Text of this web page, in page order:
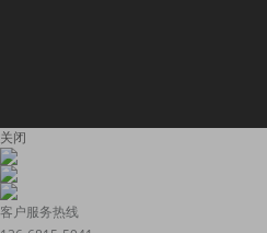
关闭
客户服务热线